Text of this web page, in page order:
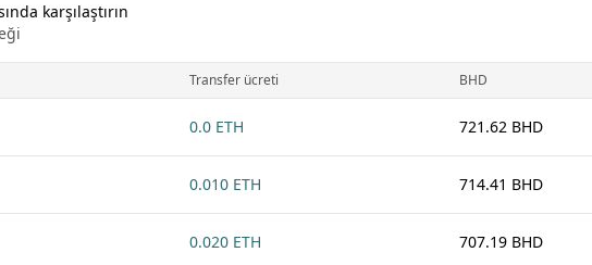
karşılaştırın
Transfer ücreti BHD
0.0 ETH 721.62 BHD
0.010 ETH 714.41 BHD
0.020 ETH 707.19 BHD